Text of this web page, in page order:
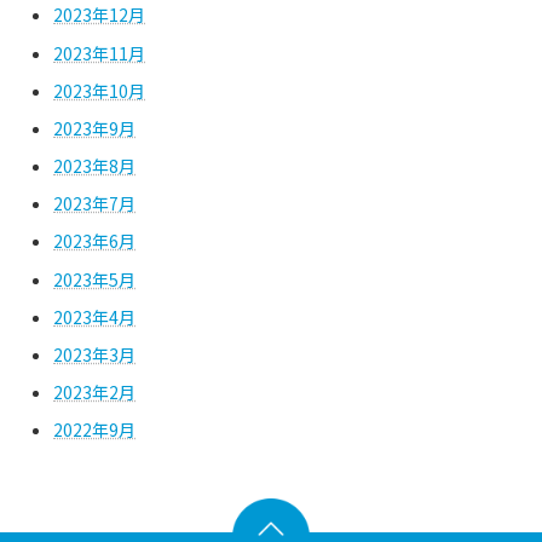
2023年12月
2023年11月
2023年10月
2023年9月
2023年8月
2023年7月
2023年6月
2023年5月
2023年4月
2023年3月
2023年2月
2022年9月